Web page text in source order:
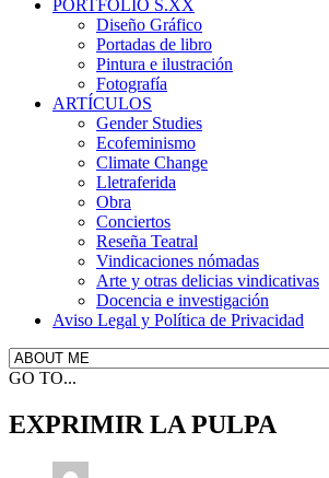
PORTFOLIO S.XX
Diseño Gráfico
Portadas de libro
Pintura e ilustración
Fotografía
ARTÍCULOS
Gender Studies
Ecofeminismo
Climate Change
Lletraferida
Obra
Conciertos
Reseña Teatral
Vindicaciones nómadas
Arte y otras delicias vindicativas
Docencia e investigación
Aviso Legal y Política de Privacidad
GO TO...
EXPRIMIR LA PULPA